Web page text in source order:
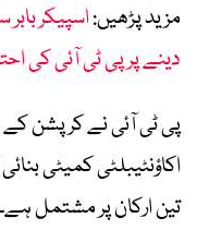
مزید پڑھیں:اسپیکر
دینے پر پی ٹی آئی کی
پی ٹی آئی نے کرپشن
اکاؤنٹیبلٹی کمیٹی
تین ارکان پر مشتمل